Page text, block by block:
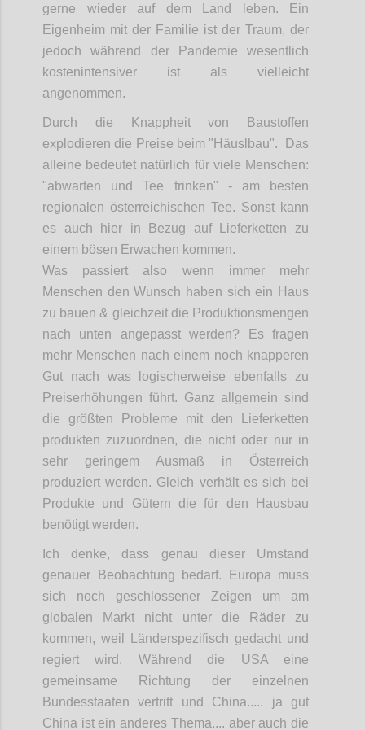
gerne wieder auf dem Land leben. Ein
Eigenheim mit der Familie ist der Traum, der
jedoch während der Pandemie wesentlich
kostenintensiver ist als vielleicht
angenommen.
Durch die Knappheit von Baustoffen
explodieren die Preise beim "Häuslbau". Das
alleine bedeutet natürlich für viele Menschen:
"abwarten und Tee trinken" - am besten
regionalen österreichischen Tee. Sonst kann
es auch hier in Bezug auf Lieferketten zu
einem bösen Erwachen kommen.
Was passiert also wenn immer mehr
Menschen den Wunsch haben sich ein Haus
zu bauen & gleichzeit die Produktionsmengen
nach unten angepasst werden? Es fragen
mehr Menschen nach einem noch knapperen
Gut nach was logischerweise ebenfalls zu
Preiserhöhungen führt. Ganz allgemein sind
die größten Probleme mit den Lieferketten
produkten zuzuordnen, die nicht oder nur in
sehr geringem Ausmaß in Österreich
produziert werden. Gleich verhält es sich bei
Produkte und Gütern die für den Hausbau
benötigt werden.
Ich denke, dass genau dieser Umstand
genauer Beobachtung bedarf. Europa muss
sich noch geschlossener Zeigen um am
globalen Markt nicht unter die Räder zu
kommen, weil Länderspezifisch gedacht und
regiert wird. Während die USA eine
gemeinsame Richtung der einzelnen
Bundesstaaten vertritt und China..... ja gut
China ist ein anderes Thema.... aber auch die